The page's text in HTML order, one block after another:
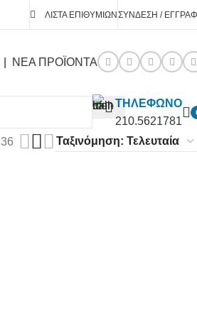
ΛΊΣΤΑ ΕΠΙΘΥΜΙΏΝΣΎΝΔΕΣΗ /
ΝΕΑ ΠΡΟΪΟΝΤΑ
ΤΗΛΕΦΩΝΟ
210.5621781
36